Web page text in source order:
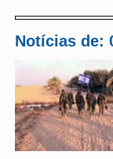
Notícias de: